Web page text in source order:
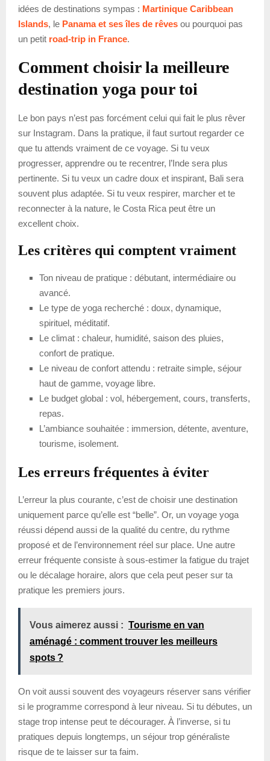
idées de destinations sympas : Martinique Caribbean
Islands, le Panama et ses îles de rêves ou pourquoi pas
un petit road-trip in France.
Comment choisir la meilleure
destination yoga pour toi
Le bon pays n’est pas forcément celui qui fait le plus rêver
sur Instagram. Dans la pratique, il faut surtout regarder ce
que tu attends vraiment de ce voyage. Si tu veux
progresser, apprendre ou te recentrer, l’Inde sera plus
pertinente. Si tu veux un cadre doux et inspirant, Bali sera
souvent plus adaptée. Si tu veux respirer, marcher et te
reconnecter à la nature, le Costa Rica peut être un
excellent choix.
Les critères qui comptent vraiment
Ton niveau de pratique : débutant, intermédiaire ou
avancé.
Le type de yoga recherché : doux, dynamique,
spirituel, méditatif.
Le climat : chaleur, humidité, saison des pluies,
confort de pratique.
Le niveau de confort attendu : retraite simple, séjour
haut de gamme, voyage libre.
Le budget global : vol, hébergement, cours, transferts,
repas.
L’ambiance souhaitée : immersion, détente, aventure,
tourisme, isolement.
Les erreurs fréquentes à éviter
L’erreur la plus courante, c’est de choisir une destination
uniquement parce qu’elle est “belle”. Or, un voyage yoga
réussi dépend aussi de la qualité du centre, du rythme
proposé et de l’environnement réel sur place. Une autre
erreur fréquente consiste à sous-estimer la fatigue du trajet
ou le décalage horaire, alors que cela peut peser sur ta
pratique les premiers jours.
Vous aimerez aussi : Tourisme en van
aménagé : comment trouver les meilleurs
spots ?
On voit aussi souvent des voyageurs réserver sans vérifier
si le programme correspond à leur niveau. Si tu débutes, un
stage trop intense peut te décourager. À l’inverse, si tu
pratiques depuis longtemps, un séjour trop généraliste
risque de te laisser sur ta faim.